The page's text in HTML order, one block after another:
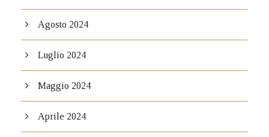
Agosto 2024
Luglio 2024
Maggio 2024
Aprile 2024